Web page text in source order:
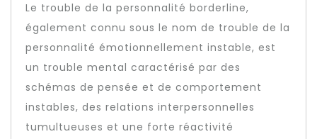
Le trouble de la personnalité borderline,
également connu sous le nom de trouble de la
personnalité émotionnellement instable, est
un trouble mental caractérisé par des
schémas de pensée et de comportement
instables, des relations interpersonnelles
tumultueuses et une forte réactivité